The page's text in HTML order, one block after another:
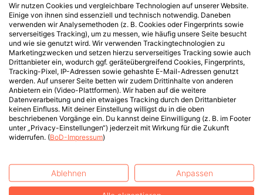
Wir nutzen Cookies und vergleichbare Technologien auf unserer Website.
Einige von ihnen sind essenziell und technisch notwendig. Daneben
verwenden wir Analysemethoden (z. B. Cookies oder Fingerprints sowie
serverseitiges Tracking), um zu messen, wie häufig unsere Seite besucht
und wie sie genutzt wird. Wir verwenden Trackingtechnologien zu
Marketingzwecken und setzen hierzu serverseitiges Tracking sowie auch
Drittanbieter ein, wodurch ggf. geräteübergreifend Cookies, Fingerprints,
Tracking-Pixel, IP-Adressen sowie gehashte E-Mail-Adressen genutzt
werden. Auf unserer Seite betten wir zudem Drittinhalte von anderen
Anbietern ein (Video-Plattformen). Wir haben auf die weitere
Datenverarbeitung und ein etwaiges Tracking durch den Drittanbieter
keinen Einfluss. Mit deiner Einstellung willigst du in die oben
beschriebenen Vorgänge ein. Du kannst deine Einwilligung (z. B. im Footer
unter „Privacy-Einstellungen“) jederzeit mit Wirkung für die Zukunft
widerrufen. (BoD-Impressum)
Ablehnen Anpassen